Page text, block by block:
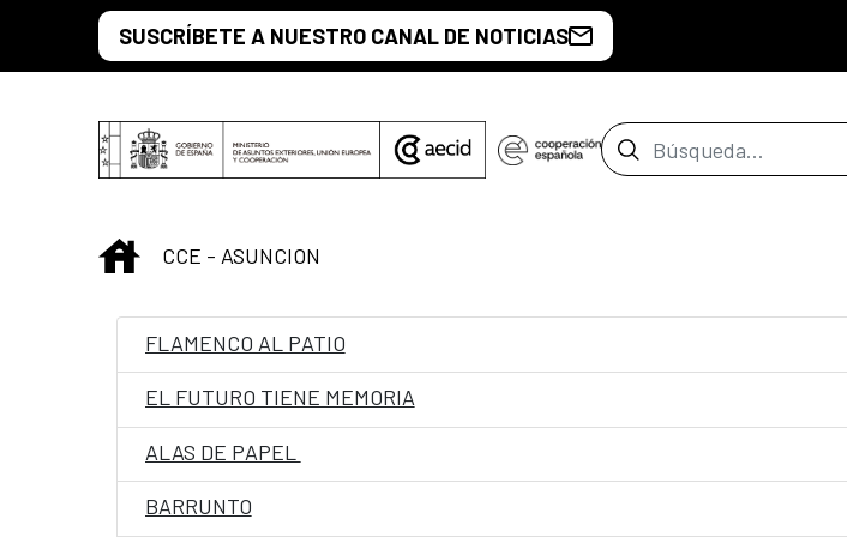
Saltar al contenido principal
SUSCRÍBETE A NUESTRO CANAL DE NOTICIAS
Barra de búsqueda
INICIO
CCE - ASUNCION
FLAMENCO AL PATIO
EL FUTURO TIENE MEMORIA
ALAS DE PAPEL
BARRUNTO